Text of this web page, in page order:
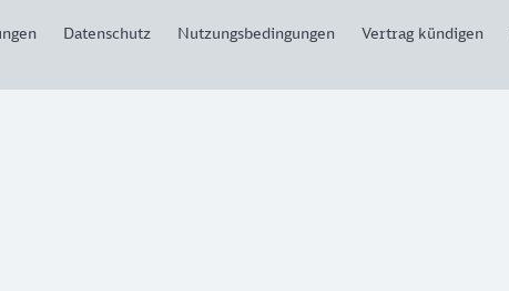
Datenschutz Nutzungsbedingungen Vertrag kündigen